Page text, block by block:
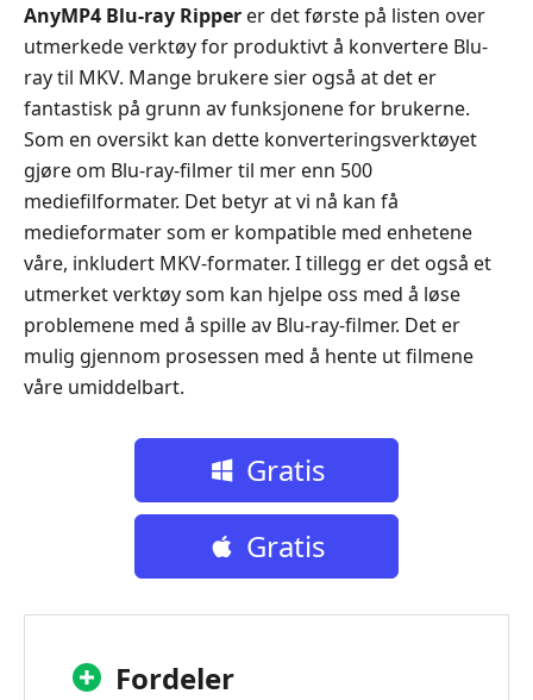
AnyMP4 Blu-ray Ripper er det første på listen over
utmerkede verktøy for produktivt å konvertere Blu-
ray til MKV. Mange brukere sier også at det er
fantastisk på grunn av funksjonene for brukerne.
Som en oversikt kan dette konverteringsverktøyet
gjøre om Blu-ray-filmer til mer enn 500
mediefilformater. Det betyr at vi nå kan få
medieformater som er kompatible med enhetene
våre, inkludert MKV-formater. I tillegg er det også et
utmerket verktøy som kan hjelpe oss med å løse
problemene med å spille av Blu-ray-filmer. Det er
mulig gjennom prosessen med å hente ut filmene
våre umiddelbart.
Gratis
nedlasting
Gratis
nedlasting
Fordeler